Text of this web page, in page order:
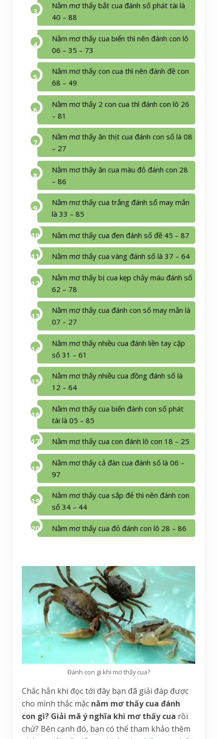
Nằm mơ thấy bắt cua đánh số phát tài là
40 – 88
Nằm mơ thấy cua biển thì nên đánh con lô
06 – 35 – 73
Nằm mơ thấy con cua thì nên đánh đề con
68 – 49
Nằm mơ thấy 2 con cua thì đánh con lô 26
– 81
Nằm mơ thấy ăn thịt cua đánh con số là 08
– 27
Nằm mơ thấy ăn cua màu đỏ đánh con 28
– 86
Nằm mơ thấy cua trắng đánh số may mắn
là 33 – 85
Nằm mơ thấy cua đen đánh số đề 45 – 87
Nằm mơ thấy cua vàng đánh số là 37 – 64
Nằm mơ thấy bị cua kẹp chảy máu đánh số
62 – 78
Nằm mơ thấy cua đánh con số may mắn là
07 – 27
Nằm mơ thấy nhiều cua đánh liền tay cặp
số 31 – 61
Nằm mơ thấy nhiều cua đồng đánh số là
12 – 64
Nằm mơ thấy cua biến đánh con số phát
tài là 05 – 85
Nằm mơ thấy cua con đánh lô con 18 – 25
Nằm mơ thấy cả đàn cua đánh số là 06 –
97
Nằm mơ thấy cua sắp đẻ thì nên đánh con
số 34 – 44
Nằm mơ thấy cua đỏ đánh con lô 28 – 86
Đánh con gì khi mơ thấy cua?
Chắc hẳn khi đọc tới đây bạn đã giải đáp được
cho mình thắc mắc nằm mơ thấy cua đánh
con gì? Giải mã ý nghĩa khi mơ thấy cua rồi
chứ? Bên cạnh đó, bạn có thể tham khảo thêm